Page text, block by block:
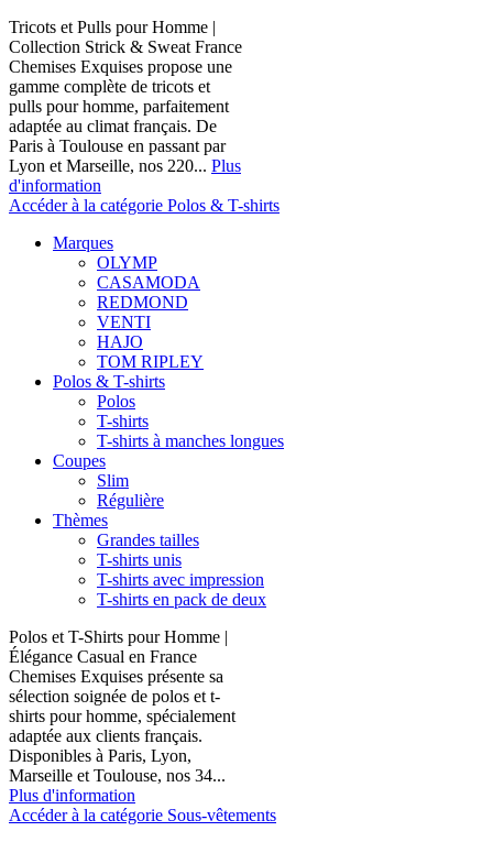
Tricots et Pulls pour Homme |
Collection Strick & Sweat France
Chemises Exquises propose une
gamme complète de tricots et
pulls pour homme, parfaitement
adaptée au climat français. De
Paris à Toulouse en passant par
Lyon et Marseille, nos 220... Plus
d'information
Accéder à la catégorie Polos & T-shirts
Marques
OLYMP
CASAMODA
REDMOND
VENTI
HAJO
TOM RIPLEY
Polos & T-shirts
Polos
T-shirts
T-shirts à manches longues
Coupes
Slim
Régulière
Thèmes
Grandes tailles
T-shirts unis
T-shirts avec impression
T-shirts en pack de deux
Polos et T-Shirts pour Homme |
Élégance Casual en France
Chemises Exquises présente sa
sélection soignée de polos et t-
shirts pour homme, spécialement
adaptée aux clients français.
Disponibles à Paris, Lyon,
Marseille et Toulouse, nos 34...
Plus d'information
Accéder à la catégorie Sous-vêtements